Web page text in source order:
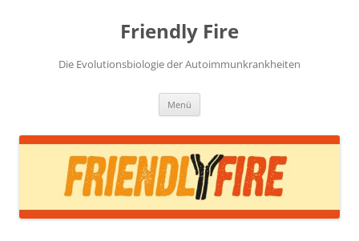
Friendly Fire
Die Evolutionsbiologie der Autoimmunkrankheiten
Menü